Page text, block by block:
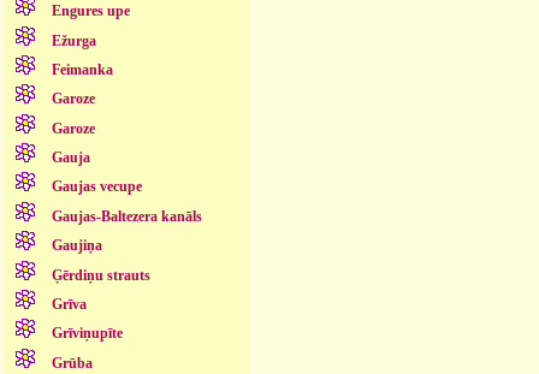
Engures upe
Ežurga
Feimanka
Garoze
Garoze
Gauja
Gaujas vecupe
Gaujas-Baltezera kanāls
Gaujiņa
Ģērdiņu strauts
Grīva
Grīviņupīte
Grūba